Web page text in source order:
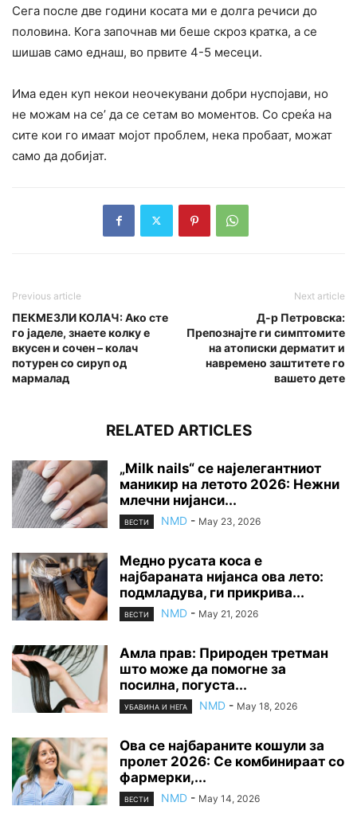
Сега после две години косата ми е долга речиси до
половина. Кога започнав ми беше скроз кратка, а се
шишав само еднаш, во првите 4-5 месеци.
Има еден куп некои неочекувани добри нуспојави, но
не можам на се’ да се сетам во моментов. Со среќа на
сите кои го имаат мојот проблем, нека пробаат, можат
само да добијат.
Previous article
ПЕКМЕЗЛИ КОЛАЧ: Ако сте
го јаделе, знаете колку е
вкусен и сочен – колач
потурен со сируп од
мармалад
Next article
Д-р Петровска:
Препознајте ги симптомите
на атописки дерматит и
навремено заштитете го
вашето дете
RELATED ARTICLES
„Milk nails“ се најелегантниот
маникир на летото 2026: Нежни
млечни нијанси...
ВЕСТИ NMD - May 23, 2026
Медно русата коса е
најбараната нијанса ова лето:
подмладува, ги прикрива...
ВЕСТИ NMD - May 21, 2026
Амла прав: Природен третман
што може да помогне за
посилна, погуста...
УБАВИНА И НЕГА NMD - May 18, 2026
Ова се најбараните кошули за
пролет 2026: Се комбинираат со
фармерки,...
ВЕСТИ NMD - May 14, 2026